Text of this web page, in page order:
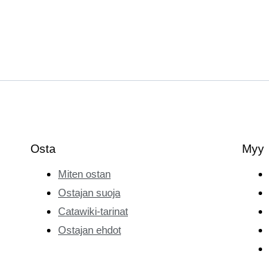
Osta
Miten ostan
Ostajan suoja
Catawiki-tarinat
Ostajan ehdot
Myy